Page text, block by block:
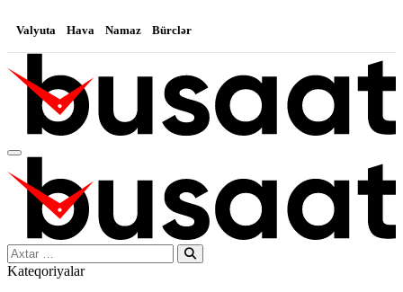
Valyuta Hava Namaz Bürclər
Search…
Kateqoriyalar